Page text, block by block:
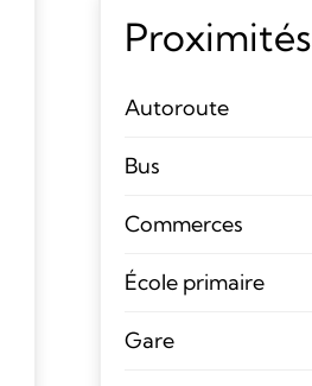
Proximités
Autoroute
Bus
Commerces
École primaire
Gare